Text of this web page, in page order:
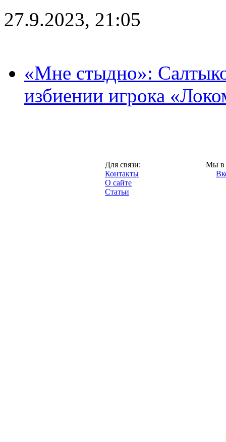
27.9.2023, 21:05
«Мне стыдно»:
избиении игрока
Для связи:
Контакты
О сайте
Статьи
Мы в